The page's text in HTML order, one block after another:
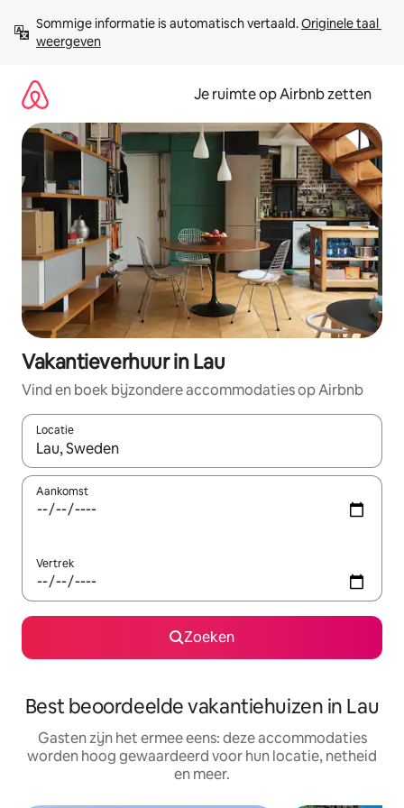
direct
naar
Sommige informatie is automatisch vertaald. Originele taal
weergeven
Je ruimte op Airbnb zetten
Vakantieverhuur in Lau
Vind en boek bijzondere accommodaties op Airbnb
Locatie
Wanneer er suggesties beschikbaar zijn, maak je een keuze
Aankomst
Vertrek
Zoeken
Best beoordeelde vakantiehuizen in Lau
Gasten zijn het ermee eens: deze accommodaties
worden hoog gewaardeerd voor hun locatie, netheid
en meer.